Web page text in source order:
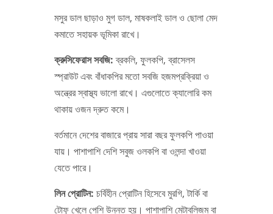
মসুর ডাল ছাড়াও মুগ ডাল, মাষকলাই ডাল ও ছোলা মেদ
কমাতে সহায়ক ভূমিকা রাখে।
ক্রুসিফেরাস সবজি:ব্রকলি, ফুলকপি, ব্রাসেলস
স্প্রাউট এবং বাঁধাকপির মতো সবজি হজমপ্রক্রিয়া ও
অন্ত্রের স্বাস্থ্য ভালো রাখে। এগুলোতে ক্যালোরি কম
থাকায় ওজন দ্রুত কমে।
বর্তমানে দেশের বাজারে প্রায় সারা বছর ফুলকপি পাওয়া
যায়। পাশাপাশি দেশি সবুজ ওলকপি বা ওলন্দা খাওয়া
যেতে পারে।
লিন প্রোটিন: চর্বিহীন প্রোটিন হিসেবে মুরগি, টার্কি বা
টোফু খেলে পেশি ‍উন্নত হয়। পাশাপাশি মেটাবলিজম বা